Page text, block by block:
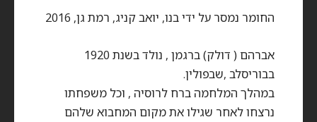
החומר נמסר על ידי בנו, יואב קניג, רמת גן, 2016
אברהם ( דולק) ברגמן , נולד בשנת 1920
בבוריסלב ,שבפולין.
במהלך המלחמה ברח לרוסיה , וכל משפחתו
נרצחו לאחר שגילו את מקום המחבוא שלהם